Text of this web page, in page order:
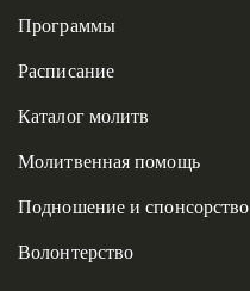
Программы
Расписание
Каталог молитв
Молитвенная помощь
Подношение и спонсорство
Волонтерство